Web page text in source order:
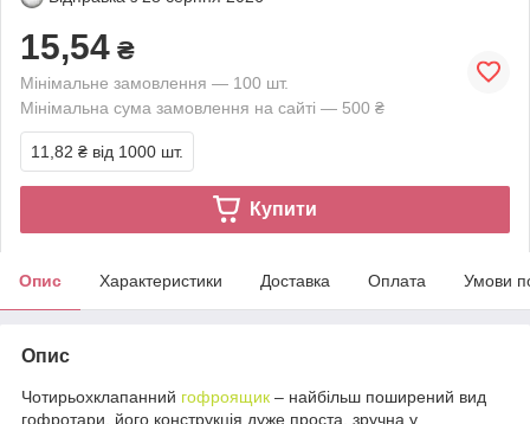
15,54 ₴
Мінімальне замовлення — 100 шт.
Мінімальна сума замовлення на сайті — 500 ₴
11,82 ₴ від 1000 шт.
Купити
Опис Характеристики Доставка Оплата Умови
Опис
Чотирьохклапанний гофроящик – найбільш поширений вид
гофротари, його конструкція дуже проста, зручна у